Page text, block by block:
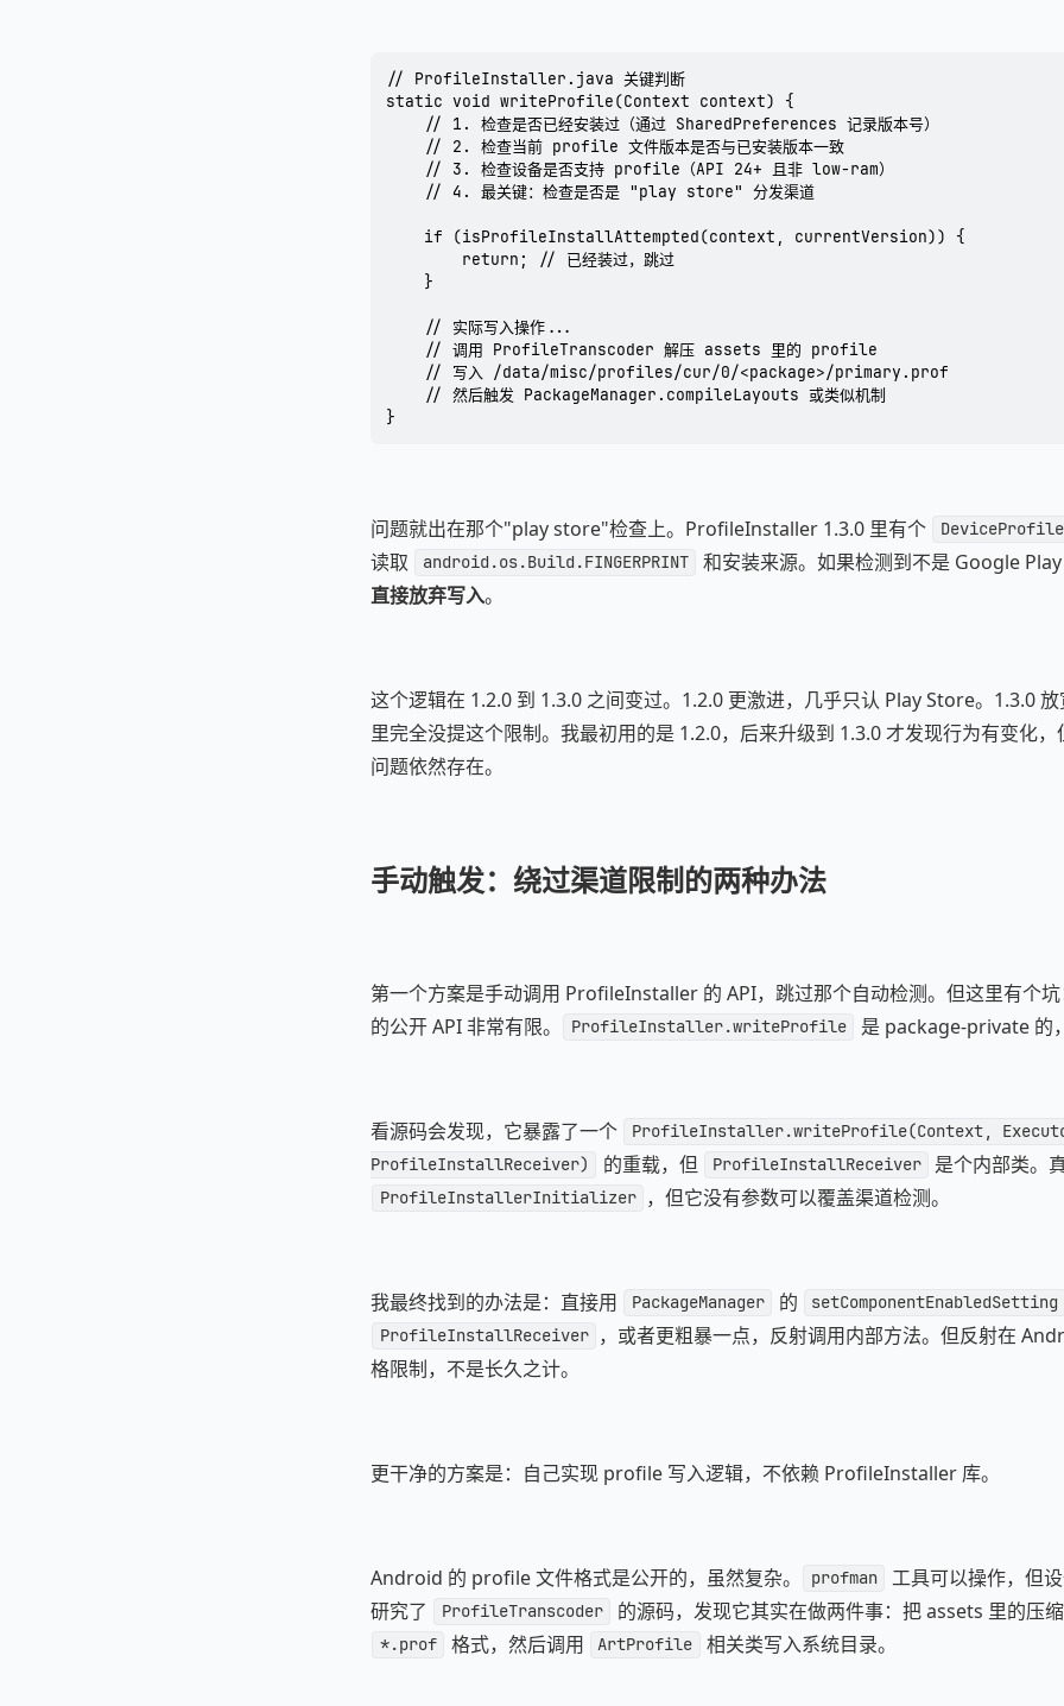
// ProfileInstaller.java 关键判断
static void writeProfile(Context context) {
    // 1. 检查是否已经安装过（通过 SharedPreferences 记录版本号）
    // 2. 检查当前 profile 文件版本是否与已安装版本一致
    // 3. 检查设备是否支持 profile（API 24+ 且非 low-ram）
    // 4. 最关键：检查是否是 "play store" 分发渠道
    if (isProfileInstallAttempted(context, currentVersion)) {
        return; // 已经装过，跳过
    }
    // 实际写入操作...
    // 调用 ProfileTranscoder 解压 assets 里的 profile
    // 写入 /data/misc/profiles/cur/0/<package>/primary.prof
    // 然后触发 PackageManager.compileLayouts 或类似机制
}
问题就出在那个"play store"检查上。ProfileInstaller 1.3.0 里有个
读取
android.os.Build.FINGERPRINT
和安装来源。如果检测到不是 Google
直接放弃写入。
这个逻辑在 1.2.0 到 1.3.0 之间变过。1.2.0 更激进，几乎只认 Play Store。1.3.0
里完全没提这个限制。我最初用的是 1.2.0，后来升级到 1.3.0 才发现行为有变化
问题依然存在。
手动触发：绕过渠道限制的两种办法
第一个方案是手动调用 ProfileInstaller 的 API，跳过那个自动检测。但这里有个
的公开 API 非常有限。
ProfileInstaller.writeProfile 是 package-private 的
看源码会发现，它暴露了一个
ProfileInstaller.writeProfile(Context,
ProfileInstallReceiver)
的重载，但 ProfileInstallReceiver 是个内部类。
ProfileInstallerInitializer ，但它没有参数可以覆盖渠道检测。
我最终找到的办法是：直接用 PackageManager 的 setComponentEnabledSetting
ProfileInstallReceiver ，或者更粗暴一点，反射调用内部方法。但反射在
格限制，不是长久之计。
更干净的方案是：自己实现 profile 写入逻辑，不依赖 ProfileInstaller 库。
Android 的 profile 文件格式是公开的，虽然复杂。 profman
工具可以操作，但
研究了
ProfileTranscoder 的源码，发现它其实在做两件事：把 assets 里的压
*.prof 格式，然后调用 ArtProfile 相关类写入系统目录。